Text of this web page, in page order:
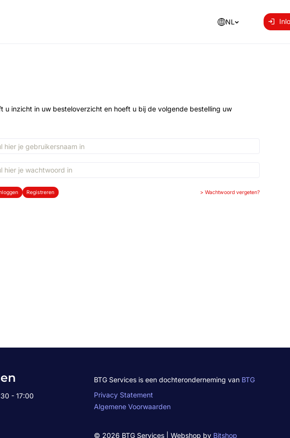
NL
u inzicht in uw besteloverzicht en hoeft u bij de volgende bestelling uw
Registreren >Wachtwoord vergeten?
- 17:00
BTG Services is een dochteronderneming van BTG
Privacy Statement
Algemene Voorwaarden
© 2026 BTG Services | Webshop by Bitshop